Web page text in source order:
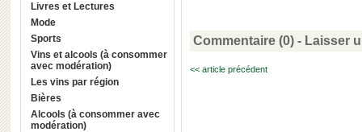
Livres et Lectures
Mode
Sports
Vins et alcools (à consommer
avec modération)
Les vins par région
Bières
Alcools (à consommer avec
modération)
Commentaire (0) - Laisser
<< article précédent